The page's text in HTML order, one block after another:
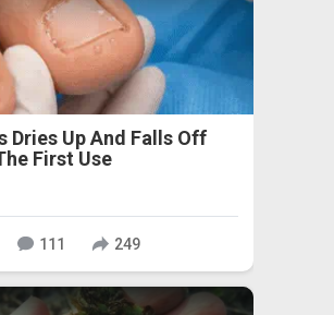
Dries Up And Falls Off
First Use
111 249